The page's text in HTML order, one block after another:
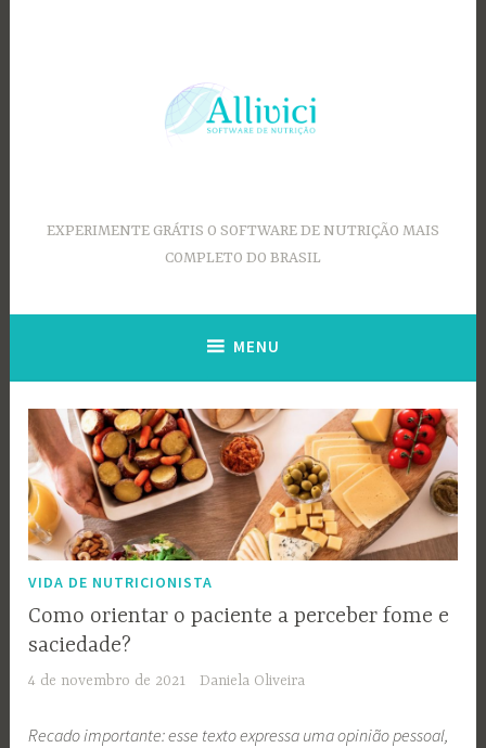
EXPERIMENTE GRÁTIS O SOFTWARE DE NUTRIÇÃO MAIS
COMPLETO DO BRASIL
MENU
VIDA DE NUTRICIONISTA
Como orientar o paciente a perceber fome e
saciedade?
4 de novembro de 2021 Daniela Oliveira
Recado importante: esse texto expressa uma opinião pessoal,